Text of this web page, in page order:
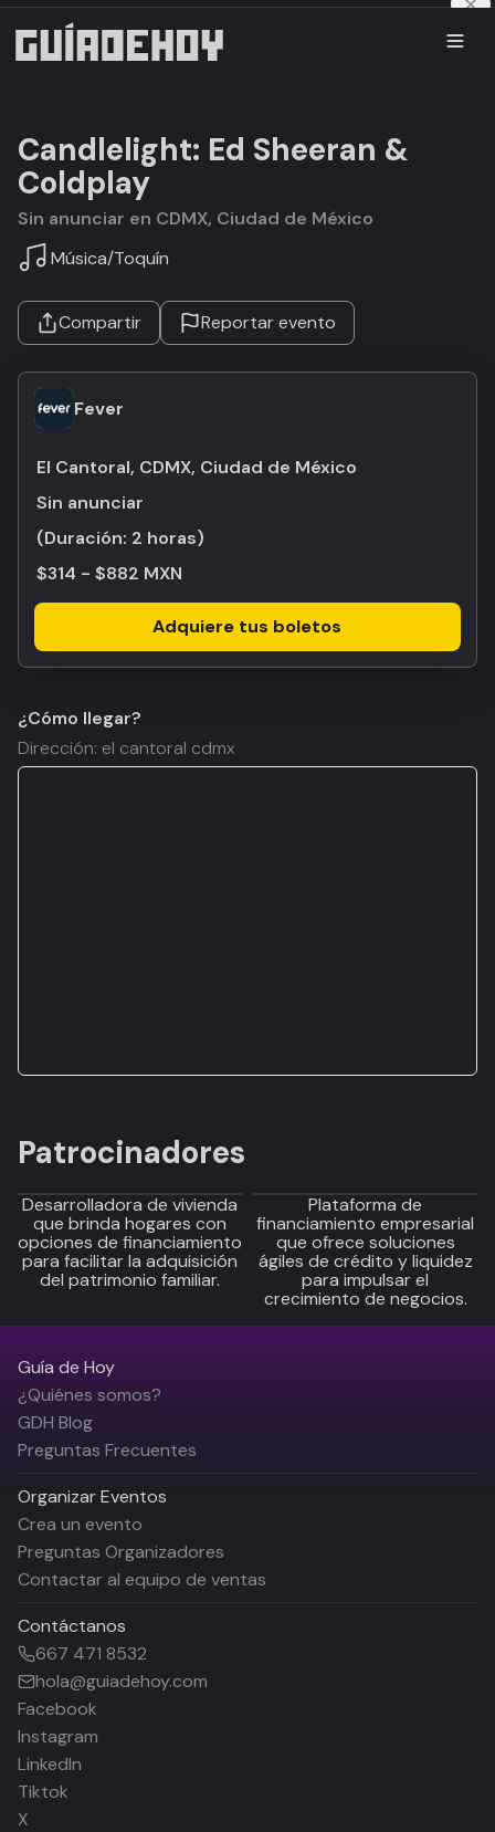
Candlelight: Ed Sheeran &
Coldplay
Sin anunciar en CDMX, Ciudad de México
Música/Toquín
Compartir Reportar evento
Fever
El Cantoral, CDMX, Ciudad de México
Sin anunciar
(Duración: 2 horas)
$314 - $882 MXN
Adquiere tus boletos
¿Cómo llegar?
Dirección: el cantoral cdmx
Patrocinadores
Desarrolladora de vivienda
que brinda hogares con
opciones de financiamiento
para facilitar la adquisición
del patrimonio familiar.
Plataforma de
financiamiento empresarial
que ofrece soluciones
ágiles de crédito y liquidez
para impulsar el
crecimiento de negocios.
Guía de Hoy
¿Quiénes somos?
GDH Blog
Preguntas Frecuentes
Organizar Eventos
Crea un evento
Preguntas Organizadores
Contactar al equipo de ventas
Contáctanos
667 471 8532
hola@guiadehoy.com
Facebook
Instagram
LinkedIn
Tiktok
X